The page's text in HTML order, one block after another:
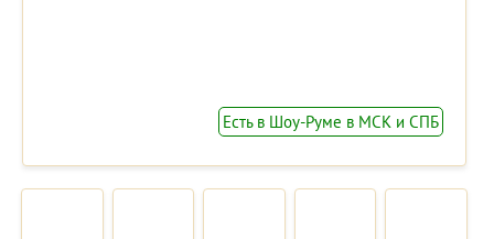
Есть в Шоу-Руме в МСК и СПБ